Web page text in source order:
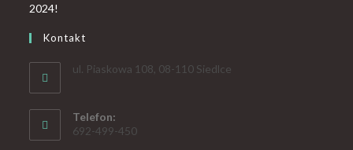
Kontakt
ul. Piaskowa 108, 08-110 Siedlce
Telefon:
692-499-450